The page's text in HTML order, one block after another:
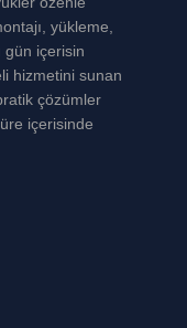
yükleme,
gün içerisin
hizmetini sunan
çözümler
içerisinde